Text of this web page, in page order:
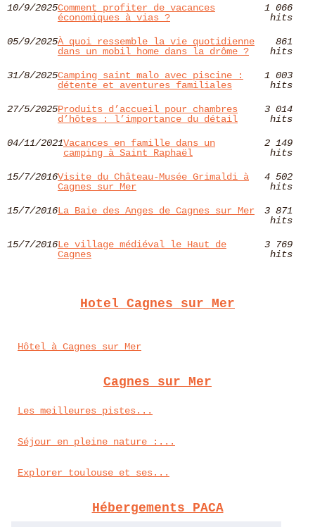
10/9/2025Comment profiter de vacances
économiques à vias ?
1 066
hits
05/9/2025À quoi ressemble la vie quotidienne
dans un mobil home dans la drôme ?
861
hits
31/8/2025Camping saint malo avec piscine :
détente et aventures familiales
1 003
hits
27/5/2025Produits d’accueil pour chambres
d’hôtes : l’importance du détail
3 014
hits
04/11/2021Vacances en famille dans un
camping à Saint Raphaël
2 149
hits
15/7/2016Visite du Château-Musée Grimaldi à
Cagnes sur Mer
4 502
hits
15/7/2016La Baie des Anges de Cagnes sur Mer
3 871
hits
15/7/2016Le village médiéval le Haut de
Cagnes
3 769
hits
Hotel Cagnes sur Mer
Hôtel à Cagnes sur Mer
Cagnes sur Mer
Les meilleures pistes...
Séjour en pleine nature :...
Explorer toulouse et ses...
Hébergements PACA